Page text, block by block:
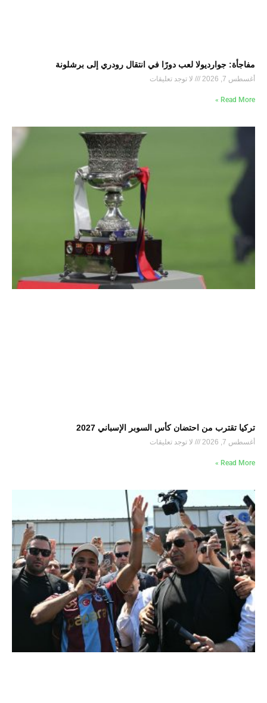
مفاجأة: جوارديولا لعب دورًا في انتقال رودري إلى برشلونة
أغسطس 7, 2026 لا توجد تعليقات
Read More »
تركيا تقترب من احتضان كأس السوبر الإسباني 2027
أغسطس 7, 2026 لا توجد تعليقات
Read More »